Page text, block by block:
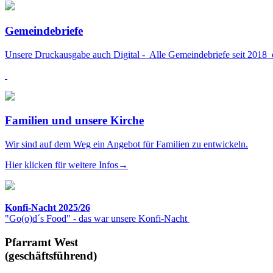
Gemeindebriefe
Unsere Druckausgabe auch Digital - Alle Gemeindebriefe seit 2018
Familien und unsere Kirche
Wir sind auf dem Weg ein Angebot für Familien zu entwickeln.
Hier klicken für weitere Infos→
Konfi-Nacht 2025/26
"Go(o)d´s Food" - das war unsere Konfi-Nacht
Pfarramt West
(geschäftsführend)